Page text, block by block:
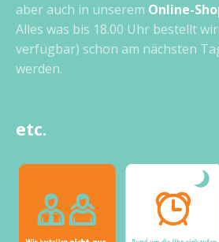
aber auch in unserem Online-
Alles was bis 18.00 Uhr bestellt
verfügbar) schon am nächsten
werden.
etc.